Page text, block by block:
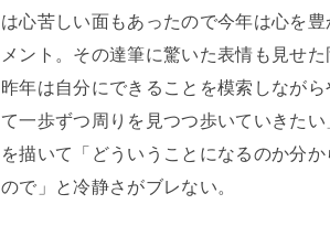
は心苦しい面もあったので今年は心を
メント。その達筆に驚いた表情も見せ
昨年は自分にできることを模索しなが
て一歩ずつ周りを見つつ歩いていきた
を描いて「どういうことになるのか分
ので」と冷静さがブレない。